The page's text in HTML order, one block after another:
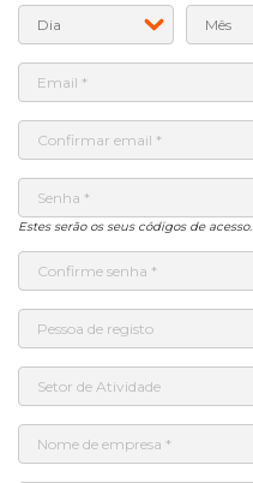
Estes serão os seus códigos de acesso.